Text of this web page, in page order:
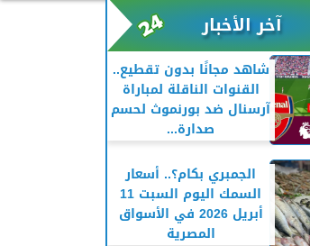
آخر الأخبار
شاهد مجانًا بدون تقطيع..
القنوات الناقلة لمباراة
آرسنال ضد بورنموث لحسم
صدارة...
الجمبري بكام؟.. أسعار
السمك اليوم السبت 11
أبريل 2026 في الأسواق
المصرية